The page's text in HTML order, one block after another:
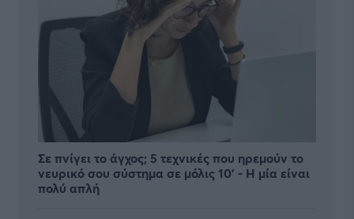
Σε πνίγει το άγχος; 5 τεχνικές που ηρεμούν το
νευρικό σου σύστημα σε μόλις 10' - Η μία είναι
πολύ απλή